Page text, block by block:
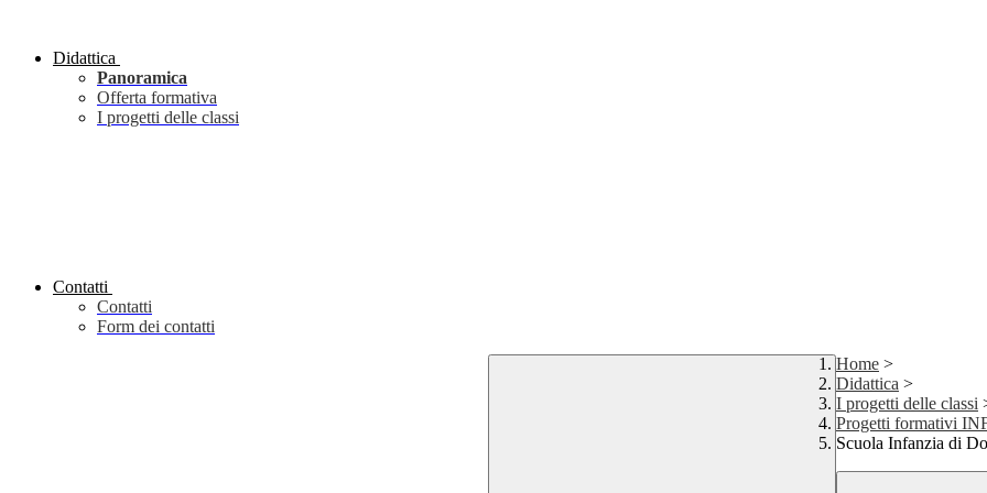
Didattica
Panoramica
Offerta formativa
I progetti delle classi
Contatti
Contatti
Form dei contatti
Home >
Didattica >
I progetti delle classi
Progetti formativi
Scuola Infanzia di